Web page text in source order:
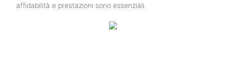
affidabilità e prestazioni sono essenziali.